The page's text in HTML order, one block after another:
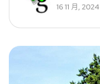
16 11 月, 2024